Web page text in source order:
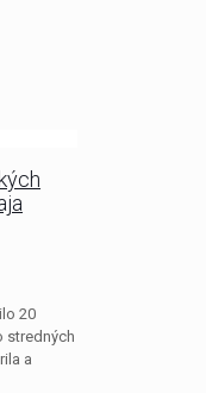
20
stredných
a